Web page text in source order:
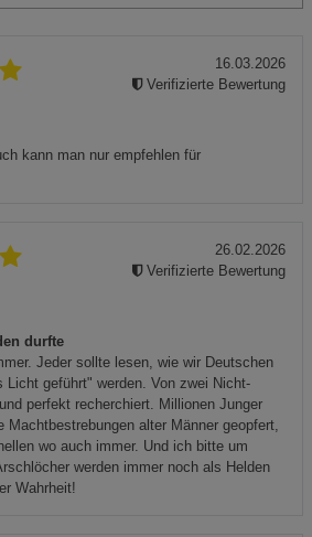
kann man nur empfehlen für
16.03.2026
Verifizierte Bewertung
durfte
Jeder sollte lesen, wie wir Deutschen
Licht geführt" werden. Von zwei Nicht-
perfekt recherchiert. Millionen Junger
Machtbestrebungen alter Männer geopfert,
wo auch immer. Und ich bitte um
werden immer noch als Helden
Wahrheit!
26.02.2026
Verifizierte Bewertung